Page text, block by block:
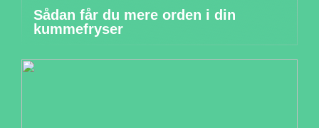
Sådan får du mere orden i din
kummefryser